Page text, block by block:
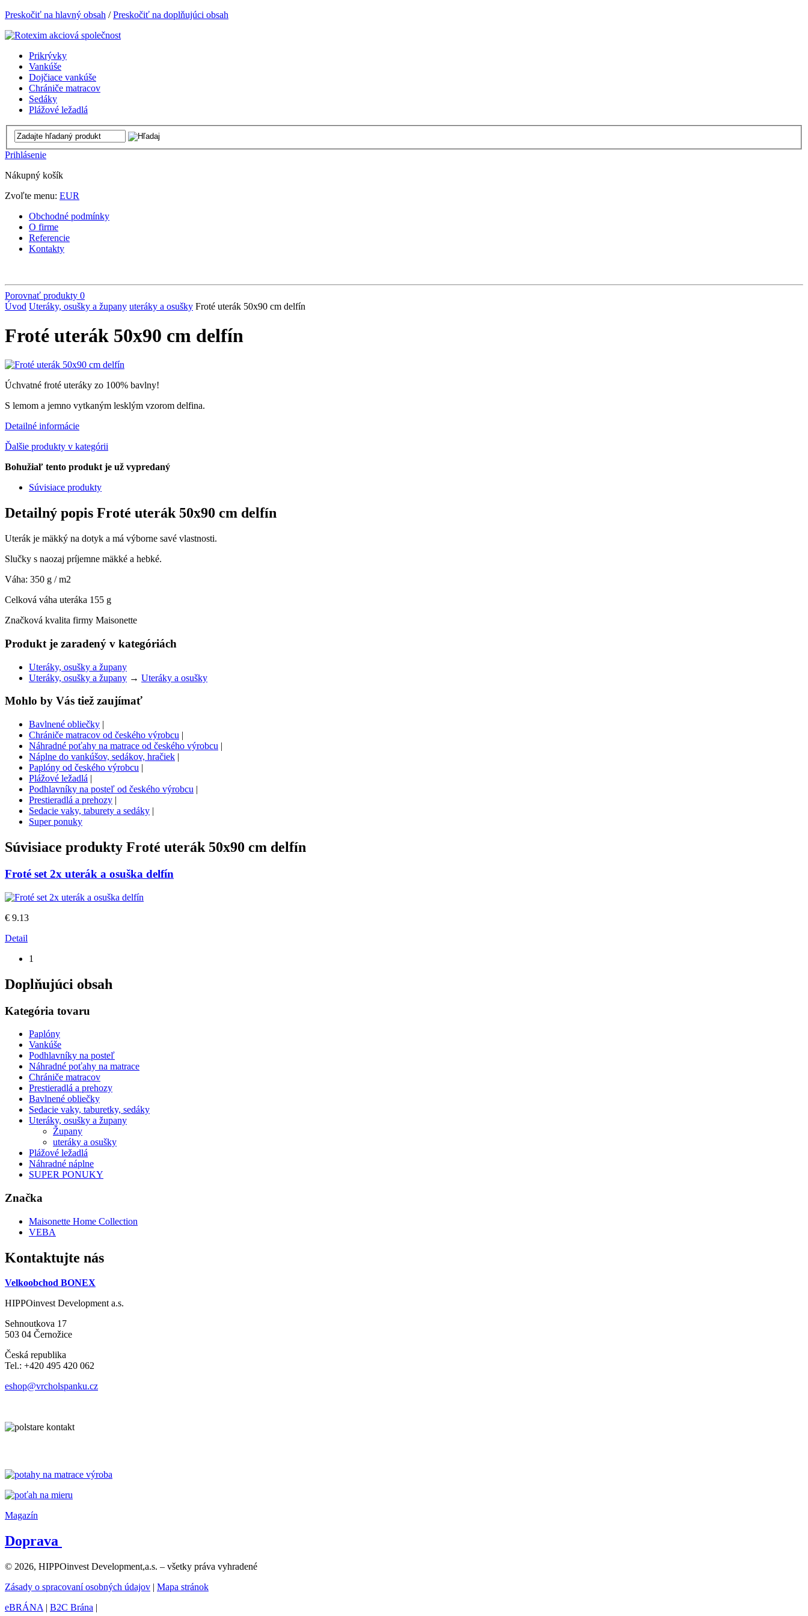
Preskočiť na hlavný obsah /Preskočiť na doplňujúci obsah
Prikrývky
Vankúše
Dojčiace vankúše
Chrániče matracov
Sedáky
Plážové ležadlá
Prihlásenie
Nákupný košík
Zvoľte menu: EUR
Obchodné podmínky
O firme
Referencie
Kontakty
Porovnať produkty 0
Úvod Uteráky, osušky a župany uteráky a osušky Froté uterák 50x90 cm delfín
Froté uterák 50x90 cm delfín
Úchvatné froté uteráky zo 100% bavlny!
S lemom a jemno vytkaným lesklým vzorom delfina.
Detailné informácie
Ďalšie produkty v kategórii
Bohužiaľ tento produkt je už vypredaný
Súvisiace produkty
Detailný popis Froté uterák 50x90 cm delfín
Uterák je mäkký na dotyk a má výborne savé vlastnosti.
Slučky s naozaj príjemne mäkké a hebké.
Váha: 350 g / m2
Celková váha uteráka 155 g
Značková kvalita firmy Maisonette
Produkt je zaradený v kategóriách
Uteráky, osušky a župany
Uteráky, osušky a župany → Uteráky a osušky
Mohlo by Vás tiež zaujímať
Bavlnené obliečky |
Chrániče matracov od českého výrobcu |
Náhradné poťahy na matrace od českého výrobcu |
Náplne do vankúšov, sedákov, hračiek |
Paplóny od českého výrobcu |
Plážové ležadlá |
Podhlavníky na posteľ od českého výrobcu |
Prestieradlá a prehozy |
Sedacie vaky, taburety a sedáky |
Super ponuky
Súvisiace produkty Froté uterák 50x90 cm delfín
Froté set 2x uterák a osuška delfín
€ 9.13
Detail
1
Doplňujúci obsah
Kategória tovaru
Paplóny
Vankúše
Podhlavníky na posteľ
Náhradné poťahy na matrace
Chrániče matracov
Prestieradlá a prehozy
Bavlnené obliečky
Sedacie vaky, taburetky, sedáky
Uteráky, osušky a župany
Župany
uteráky a osušky
Plážové ležadlá
Náhradné náplne
SUPER PONUKY
Značka
Maisonette Home Collection
VEBA
Kontaktujte nás
Velkoobchod BONEX
HIPPOinvest Development a.s.
Sehnoutkova 17
503 04 Černožice
Česká republika
Tel.: +420 495 420 062
eshop@vrcholspanku.cz
Magazín
Doprava
© 2026, HIPPOinvest Development,a.s. – všetky práva vyhradené
Zásady o spracovaní osobných údajov | Mapa stránok
eBRÁNA | B2C Brána |